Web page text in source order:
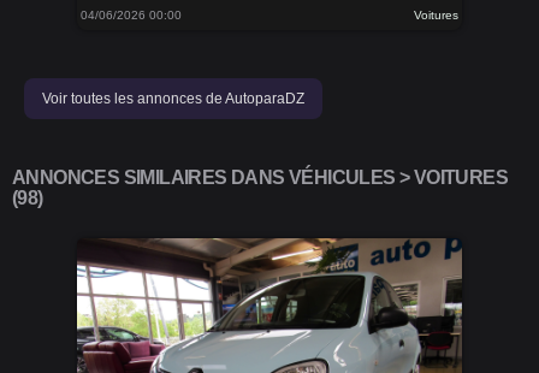
04/06/2026 00:00 Voitures
Voir toutes les annonces de AutoparaDZ
ANNONCES SIMILAIRES DANS VÉHICULES > VOITURES
(98)